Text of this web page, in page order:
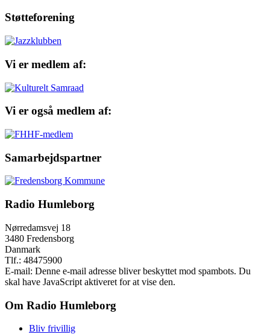
Støtteforening
Vi er medlem af:
Vi er også medlem af:
Samarbejdspartner
Radio Humleborg
Nørredamsvej 18
3480 Fredensborg
Danmark
Tlf.: 48475900
E-mail: Denne e-mail adresse bliver beskyttet mod spambots. Du
skal have JavaScript aktiveret for at vise den.
Om Radio Humleborg
Bliv frivillig